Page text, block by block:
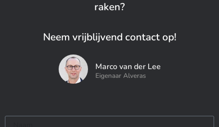
raken?
Neem vrijblijvend contact op!
Marco van der Lee
Eigenaar Alveras